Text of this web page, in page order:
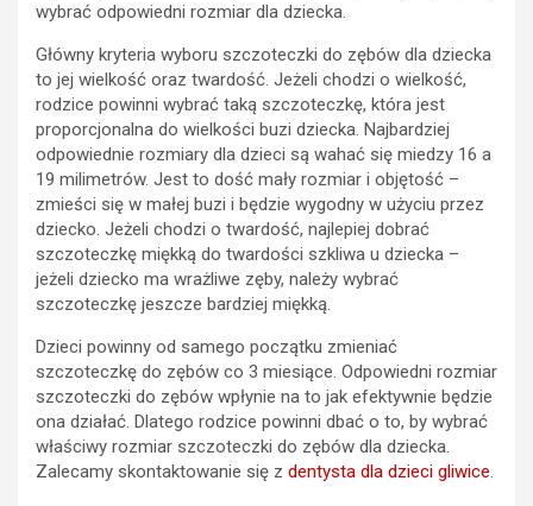
wybrać odpowiedni rozmiar dla dziecka.
Główny kryteria wyboru szczoteczki do zębów dla dziecka
to jej wielkość oraz twardość. Jeżeli chodzi o wielkość,
rodzice powinni wybrać taką szczoteczkę, która jest
proporcjonalna do wielkości buzi dziecka. Najbardziej
odpowiednie rozmiary dla dzieci są wahać się miedzy 16 a
19 milimetrów. Jest to dość mały rozmiar i objętość –
zmieści się w małej buzi i będzie wygodny w użyciu przez
dziecko. Jeżeli chodzi o twardość, najlepiej dobrać
szczoteczkę miękką do twardości szkliwa u dziecka –
jeżeli dziecko ma wrażliwe zęby, należy wybrać
szczoteczkę jeszcze bardziej miękką.
Dzieci powinny od samego początku zmieniać
szczoteczkę do zębów co 3 miesiące. Odpowiedni rozmiar
szczoteczki do zębów wpłynie na to jak efektywnie będzie
ona działać. Dlatego rodzice powinni dbać o to, by wybrać
właściwy rozmiar szczoteczki do zębów dla dziecka.
Zalecamy skontaktowanie się z dentysta dla dzieci gliwice.